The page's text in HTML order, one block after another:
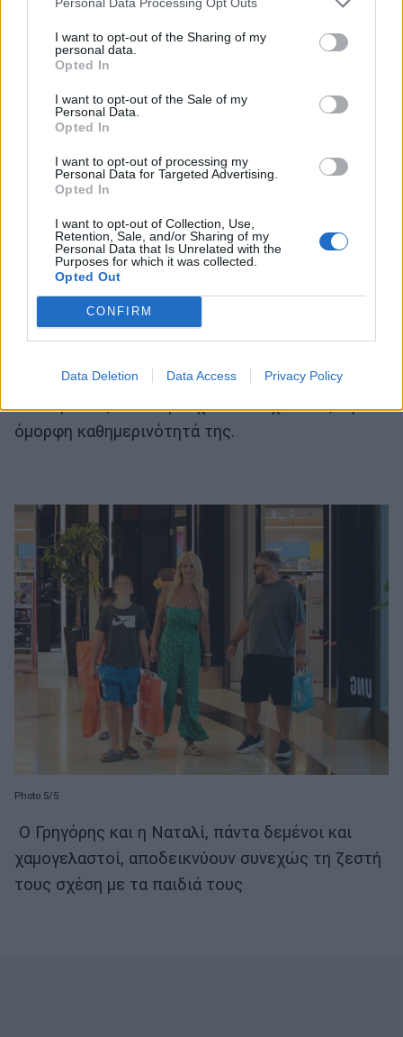
I want to opt-out of the Sharing of my
personal data.
Opted In
I want to opt-out of the Sale of my
Personal Data.
Opted In
I want to opt-out of processing my
Personal Data for Targeted Advertising.
Opted In
I want to opt-out of Collection, Use,
Retention, Sale, and/or Sharing of my
Personal Data that Is Unrelated with the
Purposes for which it was collected.
Opted Out
CONFIRM
Data Deletion Data Access Privacy Policy
την επίσκεψή της σε διάφορα καταστήματα,
επιλέγοντας casual ρούχα και δείχνοντας την
όμορφη καθημερινότητά της.
Photo 5/5
Ο Γρηγόρης και η Ναταλί, πάντα δεμένοι και
χαμογελαστοί, αποδεικνύουν συνεχώς τη ζεστή
τους σχέση με τα παιδιά τους